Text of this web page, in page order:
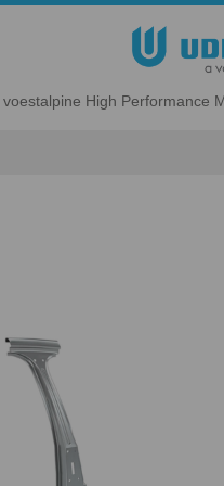
voestalpine High Performance